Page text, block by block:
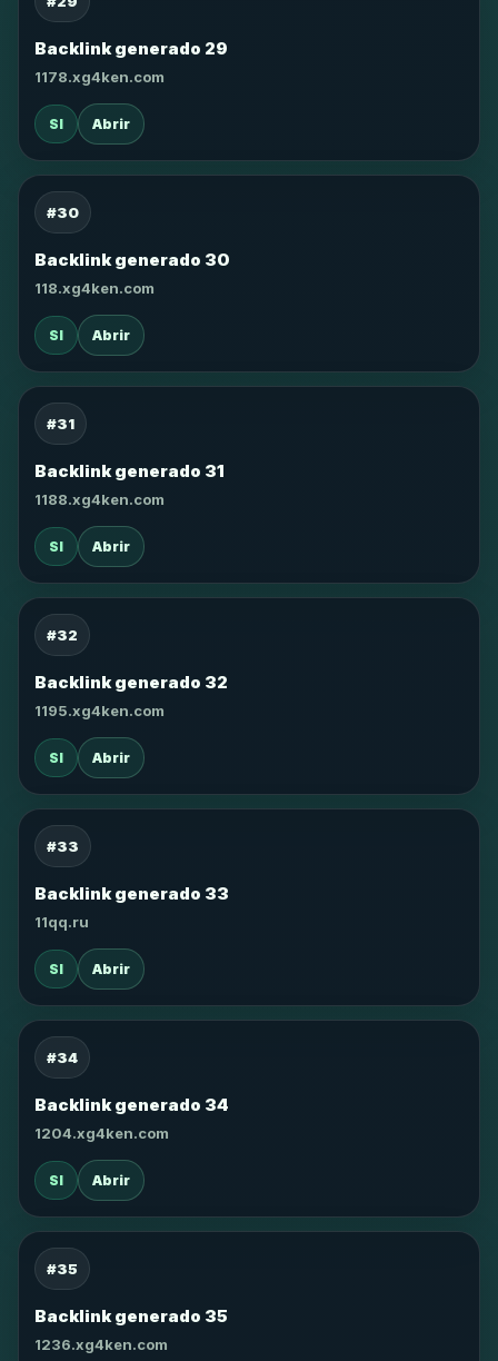
Backlink generado 29
1178.xg4ken.com
SI Abrir
#30
Backlink generado 30
118.xg4ken.com
SI Abrir
#31
Backlink generado 31
1188.xg4ken.com
SI Abrir
#32
Backlink generado 32
1195.xg4ken.com
SI Abrir
#33
Backlink generado 33
11qq.ru
SI Abrir
#34
Backlink generado 34
1204.xg4ken.com
SI Abrir
#35
Backlink generado 35
1236.xg4ken.com